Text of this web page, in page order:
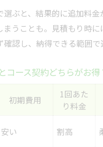
選ぶと、結果的に追加料
まうことも。見積もり時
確認し、納得できる範囲で
コース契約どちらがお得
初期費用
1回あた
り料金
安い 割高